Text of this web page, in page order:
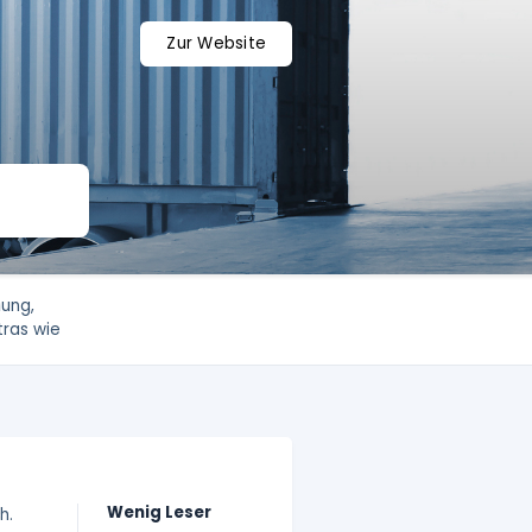
Zur Website
wie
Wenig Leser